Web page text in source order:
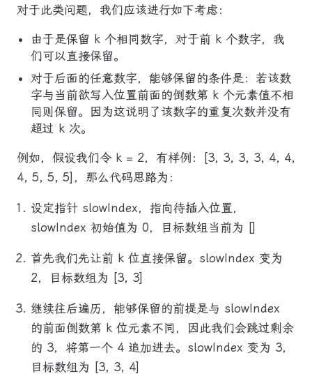
对于此类问题，我们应该进行如下考虑：
由于是保留 k 个相同数字，对于前 k 个数字，我
们可以直接保留。
对于后面的任意数字，能够保留的条件是：若该数
字与当前欲写入位置前面的倒数第 k 个元素值不相
同则保留。因为这说明了该数字的重复次数并没有
超过 k 次。
例如，假设我们令 k = 2，有样例：[3, 3, 3, 3, 4, 4,
4, 5, 5, 5]，那么代码思路为：
设定指针 slowIndex，指向待插入位置，
slowIndex 初始值为 0，目标数组当前为 []
首先我们先让前 k 位直接保留。slowIndex 变为
2，目标数组为 [3, 3]
继续往后遍历，能够保留的前提是与 slowIndex
的前面倒数第 k 位元素不同，因此我们会跳过剩余
的 3，将第一个 4 追加进去。slowIndex 变为 3，
目标数组为 [3, 3, 4]